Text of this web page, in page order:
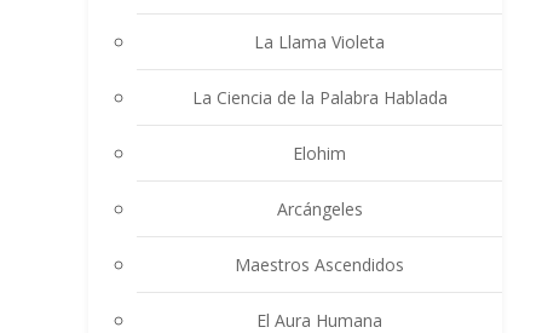
La Llama Violeta
La Ciencia de la Palabra Hablada
Elohim
Arcángeles
Maestros Ascendidos
El Aura Humana